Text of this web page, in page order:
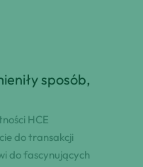
sposób,
HCE
do transakcji
do fascynujących